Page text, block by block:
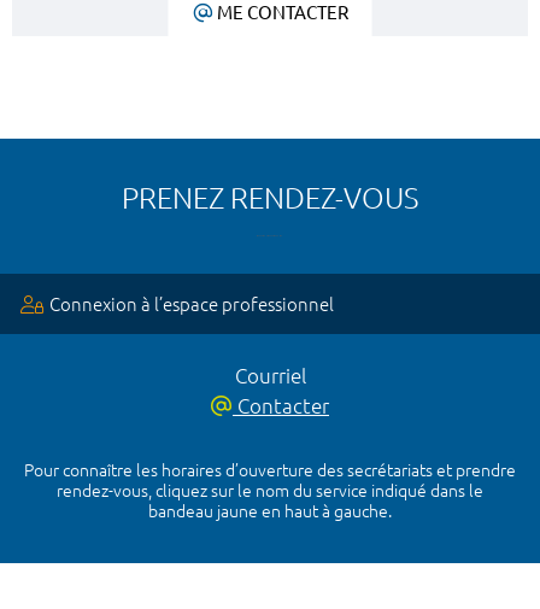
ME CONTACTER
PRENEZ RENDEZ-VOUS
Connexion à l’espace professionnel
Courriel
Contacter
Pour connaître les horaires d’ouverture des secrétariats et prendre
rendez-vous, cliquez sur le nom du service indiqué dans le
bandeau jaune en haut à gauche.